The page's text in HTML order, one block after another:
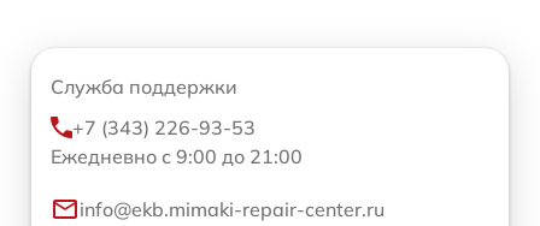
Служба поддержки
+7 (343) 226-93-53
Ежедневно с 9:00 до 21:00
info@ekb.mimaki-repair-center.ru